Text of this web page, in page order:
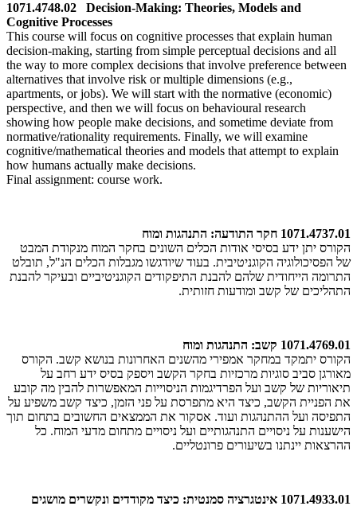
1071.4748.02 Decision-Making: Theories, Models and
Cognitive Processes
This course will focus on cognitive processes that explain human
decision-making, starting from simple perceptual decisions and all
the way to more complex decisions that involve preference between
alternatives that involve risk or multiple dimensions (e.g.,
apartments, or jobs). We will start with the normative (economic)
perspective, and then we will focus on behavioural research
showing how people make decisions, and sometime deviate from
normative/rationality requirements. Finally, we will examine
cognitive/mathematical theories and models that attempt to explain
how humans actually make decisions.
Final assignment: course work.
1071.4737.01 חקר התודעה: התנהגות ומוח
הקורס יתן ידע בסיסי אודות הכלים השונים בחקר המוח מנקודת המבט
של הפסיכולוגיה הקוגניטיבית. בעוד שיודגשו מגבלות הכלים הנ"ל, תובלט
התרומה הייחודית שלהם להבנת התיפקודים הקוגניטיביים ובעיקר להבנת
התהליכים של קשב ומודעות חזותית.
1071.4769.01 קשב: התנהגות ומוח
הקורס יתמקד במחקר אמפירי מהשנים האחרונות בנושא קשב. הקורס
מאורגן סביב סוגיות מרכזיות בחקר הקשב ויספק בסיס ידע רחב על
תיאוריות של קשב ועל הפרדיגמות הניסוייות המאפשרות להבין מה קובע
את הפניית הקשב, כיצד היא מתפרסת על פני הזמן, כיצד קשב משפיע על
התפיסה ועל ההתנהגות ועוד. אסקור את הממצאים החשובים בתחום תוך
הישענות על ניסויים התנהגותיים ועל ניסויים מתחום מדעי המוח. כל
ההרצאות יינתנו בשיעורים פרונטליים.
1071.4933.01 אינטגרציה סמנטית: כיצד מקודדים ונקשרים מושגים